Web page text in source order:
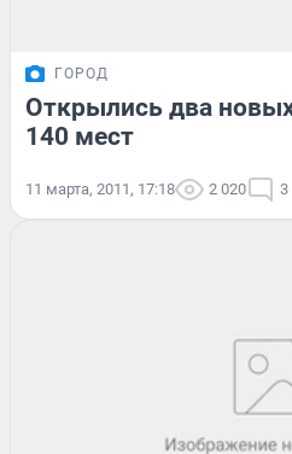
ГОРОД
Открылись два
140 мест
11 марта, 2011, 17:18 2 020 3